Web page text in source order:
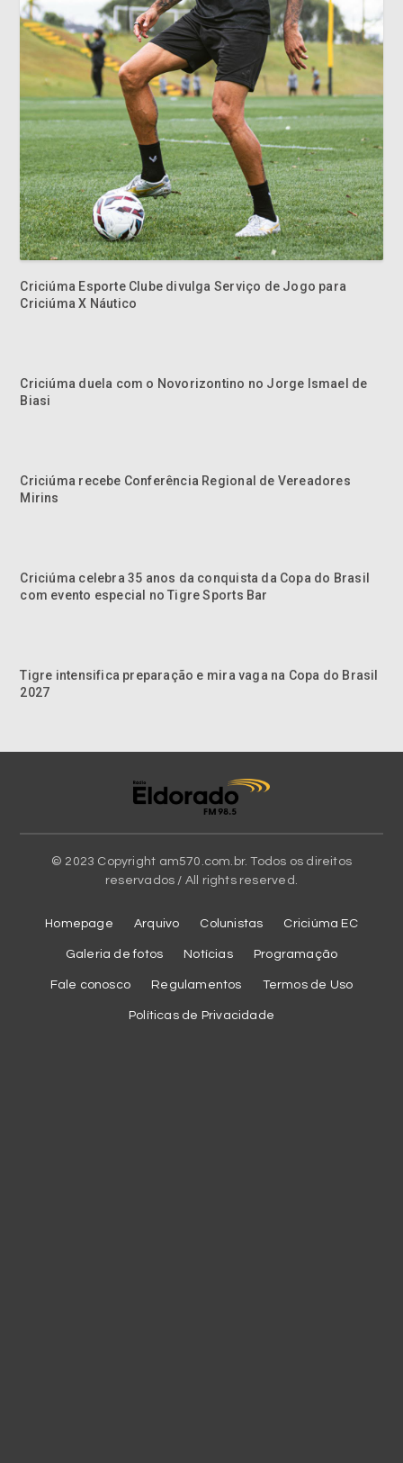
Criciúma Esporte Clube divulga Serviço de Jogo para
Criciúma X Náutico
Criciúma duela com o Novorizontino no Jorge Ismael de
Biasi
Criciúma recebe Conferência Regional de Vereadores
Mirins
Criciúma celebra 35 anos da conquista da Copa do Brasil
com evento especial no Tigre Sports Bar
Tigre intensifica preparação e mira vaga na Copa do Brasil
2027
© 2023 Copyright am570.com.br. Todos os direitos
reservados / All rights reserved.
Homepage Arquivo Colunistas Criciúma EC
Galeria de fotos Notícias Programação
Fale conosco Regulamentos Termos de Uso
Políticas de Privacidade